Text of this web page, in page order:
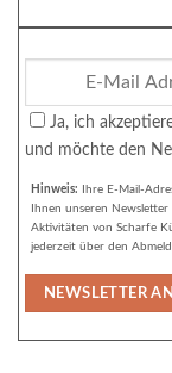
Ja, ich
und möchte den
Hinweis: Ihre E-Mail-
Ihnen unseren
Aktivitäten von Scharfe
jederzeit über den